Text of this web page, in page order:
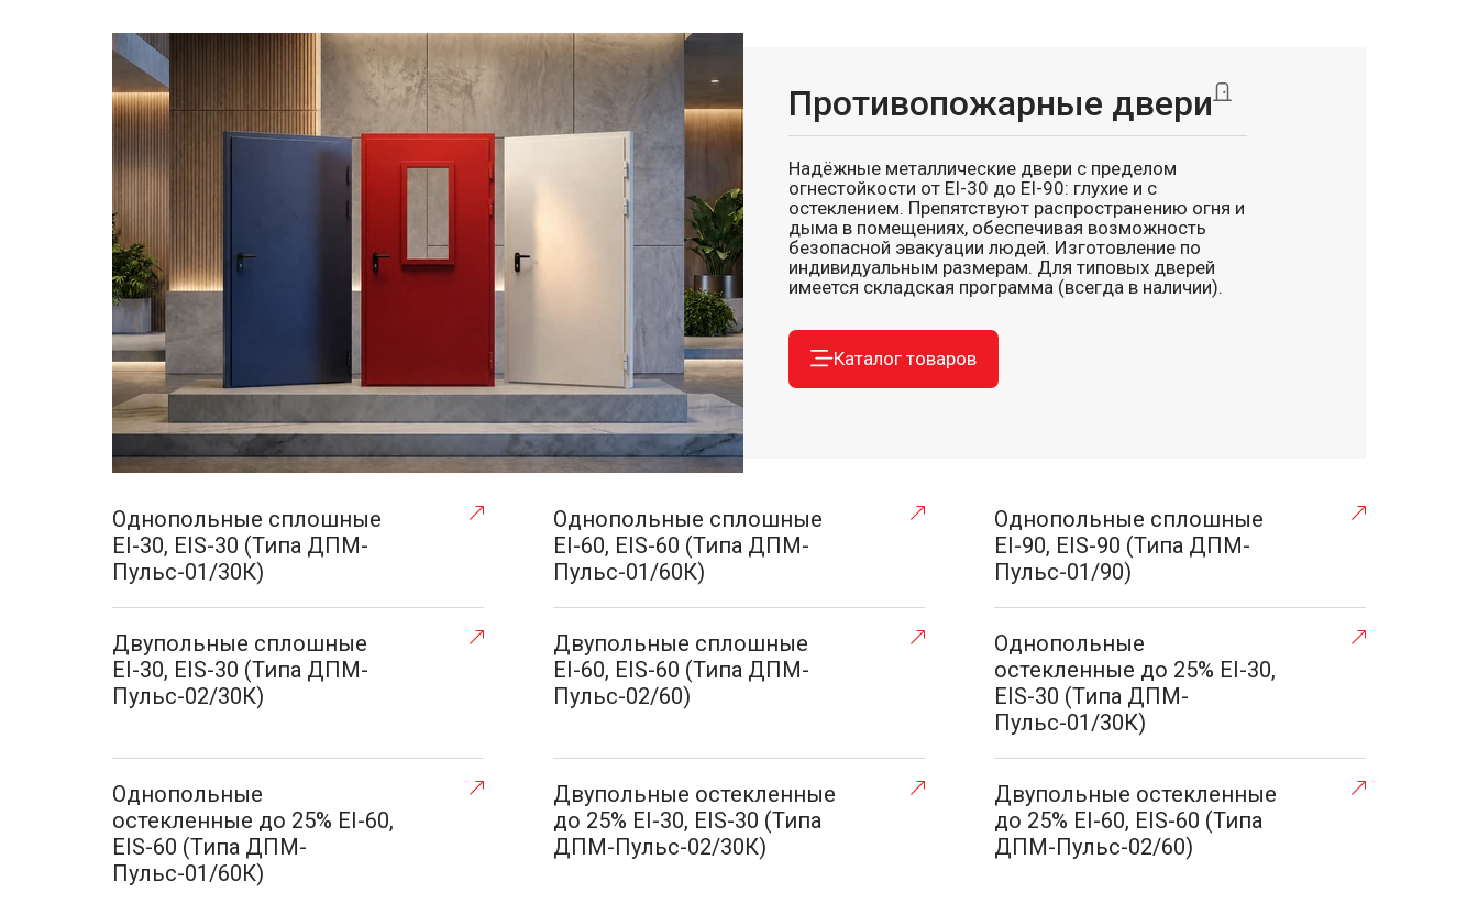
Противопожарные двери
Надёжные металлические двери с пределом
огнестойкости от EI-30 до EI-90: глухие и с
остеклением. Препятствуют распространению огня и
дыма в помещениях, обеспечивая возможность
безопасной эвакуации людей. Изготовление по
индивидуальным размерам. Для типовых дверей
имеется складская программа (всегда в наличии).
Каталог товаров
Однопольные сплошные
EI-30, EIS-30 (Типа ДПМ-
Пульс-01/30К)
Однопольные сплошные
EI-60, EIS-60 (Типа ДПМ-
Пульс-01/60К)
Однопольные сплошные
EI-90, EIS-90 (Типа ДПМ-
Пульс-01/90)
Двупольные сплошные
EI-30, EIS-30 (Типа ДПМ-
Пульс-02/30К)
Двупольные сплошные
EI-60, EIS-60 (Типа ДПМ-
Пульс-02/60)
Однопольные
остекленные до 25% EI-30,
EIS-30 (Типа ДПМ-
Пульс-01/30К)
Однопольные
остекленные до 25% EI-60,
EIS-60 (Типа ДПМ-
Пульс-01/60К)
Двупольные остекленные
до 25% EI-30, EIS-30 (Типа
ДПМ-Пульс-02/30К)
Двупольные остекленные
до 25% EI-60, EIS-60 (Типа
ДПМ-Пульс-02/60)